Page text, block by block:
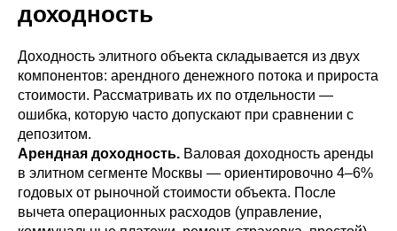
доходность
Доходность элитного объекта складывается из двух
компонентов: арендного денежного потока и прироста
стоимости. Рассматривать их по отдельности —
ошибка, которую часто допускают при сравнении с
депозитом.
Арендная доходность. Валовая доходность аренды
в элитном сегменте Москвы — ориентировочно 4–6%
годовых от рыночной стоимости объекта. После
вычета операционных расходов (управление,